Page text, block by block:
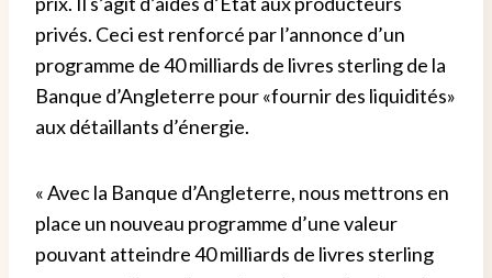
privés. Ceci est renforcé par l’annonce d’un
programme de 40 milliards de livres sterling de la
Banque d’Angleterre pour «fournir des liquidités»
aux détaillants d’énergie.
« Avec la Banque d’Angleterre, nous mettrons en
place un nouveau programme d’une valeur
pouvant atteindre 40 milliards de livres sterling